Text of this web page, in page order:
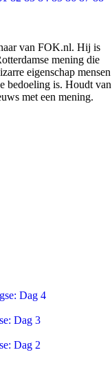
van FOK.nl. Hij is
mening die
eigenschap mensen
bedoeling is. Houdt van
met een mening.
Dag 4
Dag 3
Dag 2